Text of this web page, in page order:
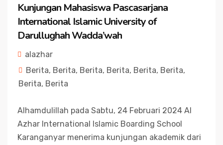
Kunjungan Mahasiswa Pascasarjana
International Islamic University of
Darullughah Wadda’wah
alazhar
Berita, Berita, Berita, Berita, Berita, Berita,
Berita, Berita
Alhamdulillah pada Sabtu, 24 Februari 2024 Al
Azhar International Islamic Boarding School
Karanganyar menerima kunjungan akademik dari